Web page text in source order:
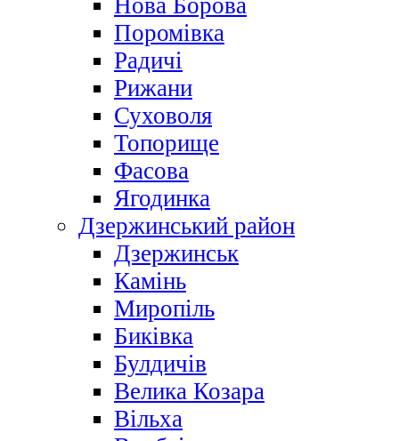
Нова Борова
Поромівка
Радичі
Рижани
Суховоля
Топорище
Фасова
Ягодинка
Дзержинський район
Дзержинськ
Камінь
Миропіль
Биківка
Булдичів
Велика Козара
Вільха